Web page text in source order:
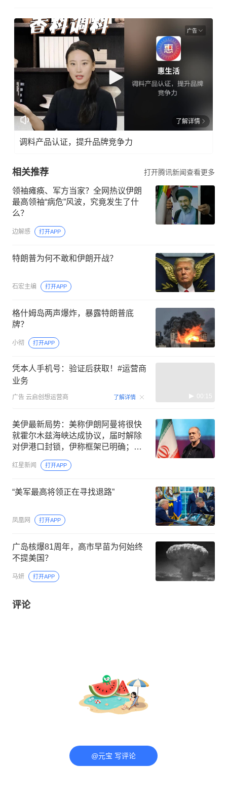
广告
了解详情
调料产品认证，提升品牌竞争力
相关推荐 打开腾讯新闻查看更多
领袖瘫痪、军方当家？全网热议伊朗
最高领袖“病危”风波，究竟发生了什
么？
边解感 打开APP
特朗普为何不敢和伊朗开战？
石宏主编 打开APP
格什姆岛两声爆炸，暴露特朗普底
牌？
小彻 打开APP
凭本人手机号：验证后获取！#运营商
业务
广告 云启创想运营商 了解详情 00:15
美伊最新局势：美称伊朗阿曼将很快
就霍尔木兹海峡达成协议，届时解除
对伊港口封锁，伊称框架已明确；伊
总统：未在谅解备忘录谈判中让步
红星新闻 打开APP
“美军最高将领正在寻找退路”
凤凰网 打开APP
广岛核爆81周年，高市早苗为何始终
不提美国？
马妍 打开APP
评论
@元宝 写评论